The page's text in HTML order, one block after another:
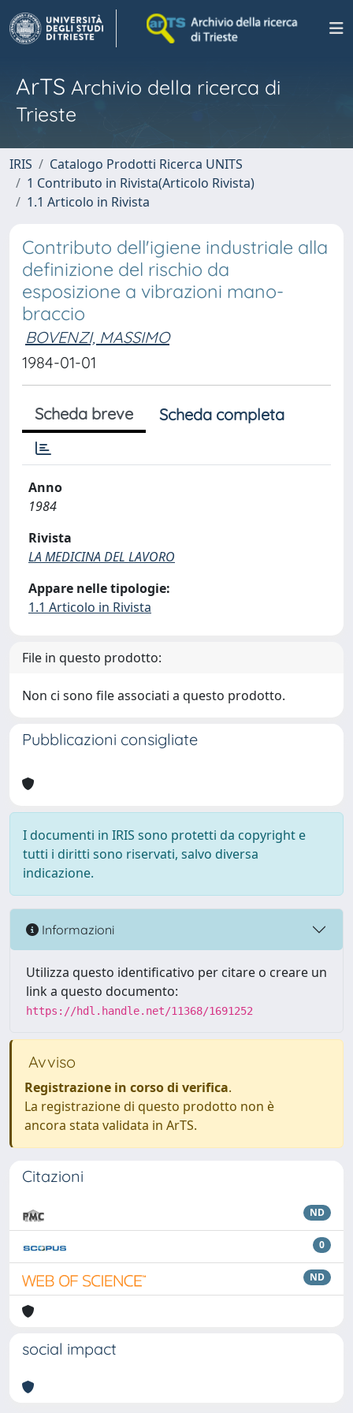
ArTS Archivio della ricerca di
Trieste
IRIS
Catalogo Prodotti Ricerca UNITS
1 Contributo in Rivista(Articolo Rivista)
1.1 Articolo in Rivista
Contributo dell'igiene industriale alla
definizione del rischio da
esposizione a vibrazioni mano-
braccio
BOVENZI, MASSIMO
1984-01-01
Scheda breve Scheda completa
Anno
1984
Rivista
LA MEDICINA DEL LAVORO
Appare nelle tipologie:
1.1 Articolo in Rivista
File in questo prodotto:
Non ci sono file associati a questo prodotto.
Pubblicazioni consigliate
I documenti in IRIS sono protetti da copyright e
tutti i diritti sono riservati, salvo diversa
indicazione.
Informazioni
Utilizza questo identificativo per citare o creare un
link a questo documento:
https://hdl.handle.net/11368/1691252
Avviso
Registrazione in corso di verifica.
La registrazione di questo prodotto non è
ancora stata validata in ArTS.
Citazioni
ND
0
ND
social impact